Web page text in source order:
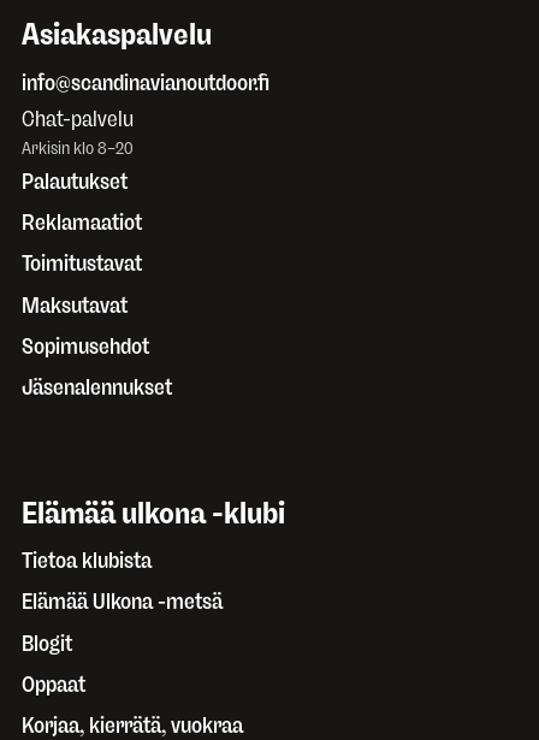
Asiakaspalvelu
info@scandinavianoutdoor.fi
Chat-palvelu
Arkisin klo 8–20
Palautukset
Reklamaatiot
Toimitustavat
Maksutavat
Sopimusehdot
Jäsenalennukset
Elämää ulkona -klubi
Tietoa klubista
Elämää Ulkona -metsä
Blogit
Oppaat
Korjaa, kierrätä, vuokraa